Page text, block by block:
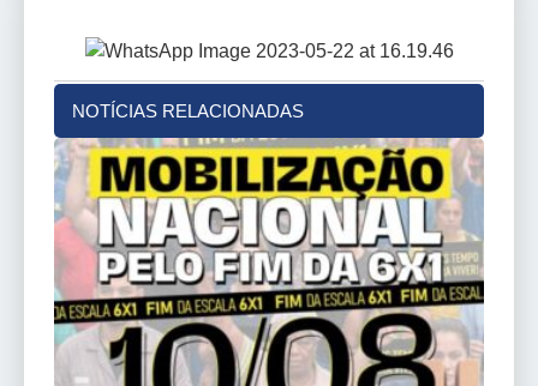
NOTÍCIAS RELACIONADAS